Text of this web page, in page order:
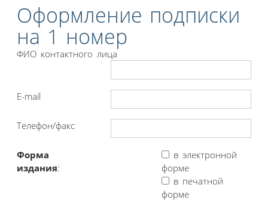
Оформление подписки
на 1 номер
ФИО контактного лица
E-mail
Телефон/факс
Форма
издания:
в электронной
форме
в печатной
форме